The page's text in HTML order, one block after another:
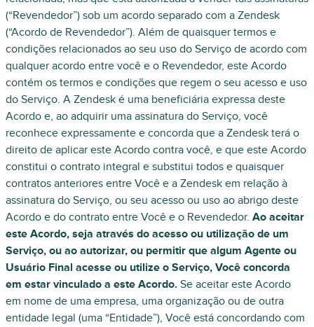
(“Revendedor”) sob um acordo separado com a Zendesk
(“Acordo de Revendedor”). Além de quaisquer termos e
condições relacionados ao seu uso do Serviço de acordo com
qualquer acordo entre você e o Revendedor, este Acordo
contém os termos e condições que regem o seu acesso e uso
do Serviço. A Zendesk é uma beneficiária expressa deste
Acordo e, ao adquirir uma assinatura do Serviço, você
reconhece expressamente e concorda que a Zendesk terá o
direito de aplicar este Acordo contra você, e que este Acordo
constitui o contrato integral e substitui todos e quaisquer
contratos anteriores entre Você e a Zendesk em relação à
assinatura do Serviço, ou seu acesso ou uso ao abrigo deste
Acordo e do contrato entre Você e o Revendedor. Ao aceitar
este Acordo, seja através do acesso ou utilização de um
Serviço, ou ao autorizar, ou permitir que algum Agente ou
Usuário Final acesse ou utilize o Serviço, Você concorda
em estar vinculado a este Acordo. Se aceitar este Acordo
em nome de uma empresa, uma organização ou de outra
entidade legal (uma “Entidade”), Você está concordando com